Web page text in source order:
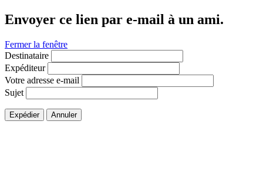
Envoyer ce lien par e-mail à un ami.
Fermer la fenêtre
Destinataire
Expéditeur
Votre adresse e-mail
Sujet
Expédier Annuler